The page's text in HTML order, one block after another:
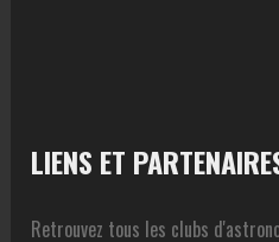
LIENS ET
Retrouvez tous les clubs